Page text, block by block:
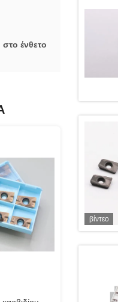
ένθετο
βίντεο